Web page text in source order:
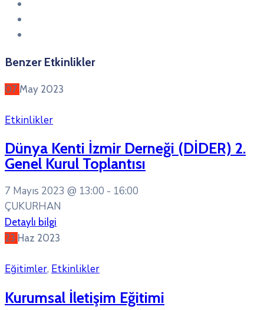
Benzer Etkinlikler
07 May 2023
Etkinlikler
Dünya Kenti İzmir Derneği (DİDER) 2.
Genel Kurul Toplantısı
7 Mayıs 2023 @ 13:00 - 16:00
ÇUKURHAN
Detaylı bilgi
23 Haz 2023
Eğitimler, Etkinlikler
Kurumsal İletişim Eğitimi